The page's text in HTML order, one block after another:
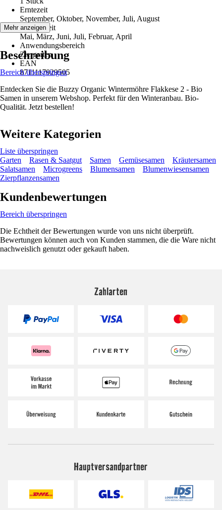
Erntezeit
September, Oktober, November, Juli, August
Aussaatzeit
Mai, März, Juni, Juli, Februar, April
Anwendungsbereich
Ziergarten
EAN
8711117929505
Mehr anzeigen
Beschreibung
Bereich überspringen
Entdecken Sie die Buzzy Organic Wintermöhre Flakkese 2 - Bio
Samen in unserem Webshop. Perfekt für den Winteranbau. Bio-
Qualität. Jetzt bestellen!
Weitere Kategorien
Liste überspringen
Garten
Rasen & Saatgut Samen Gemüsesamen
Kräutersamen
Salatsamen
Microgreens Blumensamen
Blumenwiesensamen
Zierpflanzensamen
Kundenbewertungen
Bereich überspringen
Die Echtheit der Bewertungen wurde von uns nicht überprüft.
Bewertungen können auch von Kunden stammen, die die Ware nicht
nachweislich genutzt oder gekauft haben.
Zahlarten
Hauptversandpartner